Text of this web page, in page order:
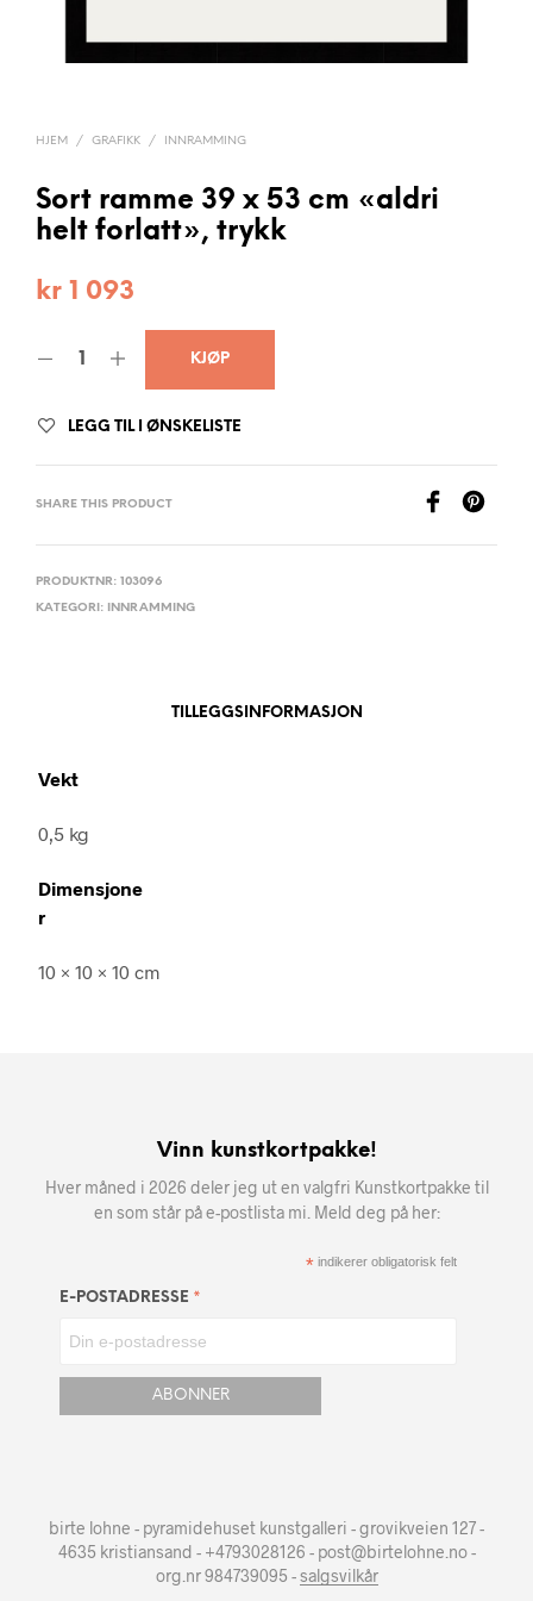
HJEM / GRAFIKK / INNRAMMING
Sort ramme 39 x 53 cm «aldri
helt forlatt», trykk
kr 1 093
KJØP
LEGG TIL I ØNSKELISTE
SHARE THIS PRODUCT
PRODUKTNR: 103096
KATEGORI:
INNRAMMING
TILLEGGSINFORMASJON
Vekt
0,5 kg
Dimensjone
r
10 × 10 × 10 cm
Vinn kunstkortpakke!
Hver måned i 2026 deler jeg ut en valgfri Kunstkortpakke til
en som står på e-postlista mi. Meld deg på her:
* indikerer obligatorisk felt
E-POSTADRESSE *
birte lohne - pyramidehuset kunstgalleri - grovikveien 127 -
4635 kristiansand - +4793028126 - post@birtelohne.no -
org.nr 984739095 -salgsvilkår